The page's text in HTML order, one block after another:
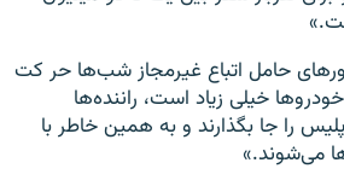
حامل اتباع غیرمجاز شب‌ها حر کت
خیلی زیاد است، راننده‌ها
را جا بگذارند و به همین خاطر با
می‌شوند.»